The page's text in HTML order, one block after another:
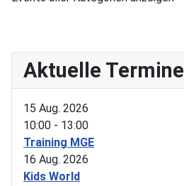
Aktuelle Termine
15 Aug. 2026
10:00 - 13:00
Training MGE
16 Aug. 2026
Kids World